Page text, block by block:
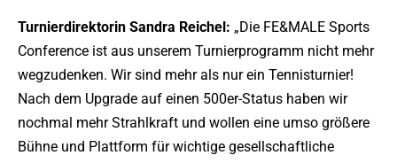
Turnierdirektorin Sandra Reichel: „Die FE&MALE Sports
Conference ist aus unserem Turnierprogramm nicht mehr
wegzudenken. Wir sind mehr als nur ein Tennisturnier!
Nach dem Upgrade auf einen 500er-Status haben wir
nochmal mehr Strahlkraft und wollen eine umso größere
Bühne und Plattform für wichtige gesellschaftliche